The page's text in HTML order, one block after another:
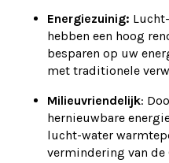
Energiezuinig:
hebben een hoog
besparen op uw
met traditionele
Milieuvriendelijk:
hernieuwbare
lucht-water
vermindering van de